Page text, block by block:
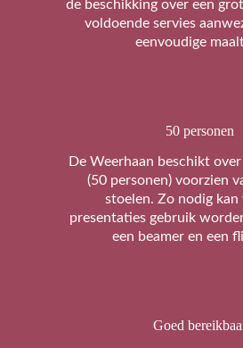
de beschikking over een
voldoende servies
eenvoudige
50 personen
De Weerhaan beschikt over
(50 personen) voorzien
stoelen. Zo nodig
presentaties gebruik
een beamer en een
Goed